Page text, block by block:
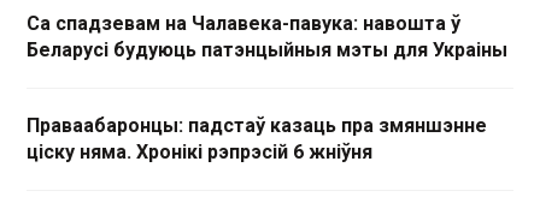
Са спадзевам на Чалавека-павука: навошта ў
Беларусі будуюць патэнцыйныя мэты для Украіны
Праваабаронцы: падстаў казаць пра змяншэнне
ціску няма. Хронікі рэпрэсій 6 жніўня